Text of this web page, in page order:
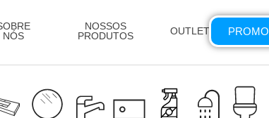
NÓS
NOSSOS
PRODUTOS
OUTLET